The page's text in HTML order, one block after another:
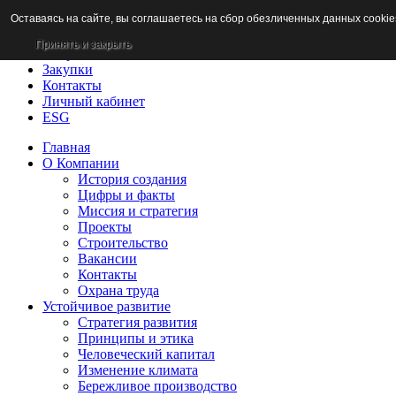
Новости
Раскрытие информации
Потребителям
Закупки
Контакты
Личный кабинет
ESG
Главная
О Компании
История создания
Цифры и факты
Миссия и стратегия
Проекты
Строительство
Вакансии
Контакты
Охрана труда
Устойчивое развитие
Стратегия развития
Принципы и этика
Человеческий капитал
Изменение климата
Бережливое производство
Оставаясь на сайте, вы соглашаетесь на сбор обезличенных данных
Принять и закрыть